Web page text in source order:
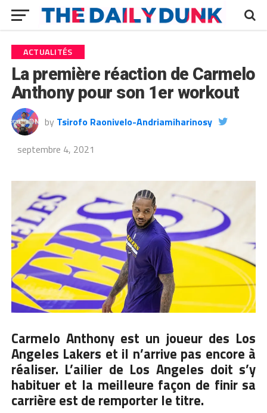
ACTUALITÉS
La première réaction de Carmelo
Anthony pour son 1er workout
by Tsirofo Raonivelo-Andriamiharinosy
septembre 4, 2021
Carmelo Anthony est un joueur des Los
Angeles Lakers et il n’arrive pas encore à
réaliser. L’ailier de Los Angeles doit s’y
habituer et la meilleure façon de finir sa
carrière est de remporter le titre.